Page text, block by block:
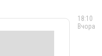
18:10
Вчора